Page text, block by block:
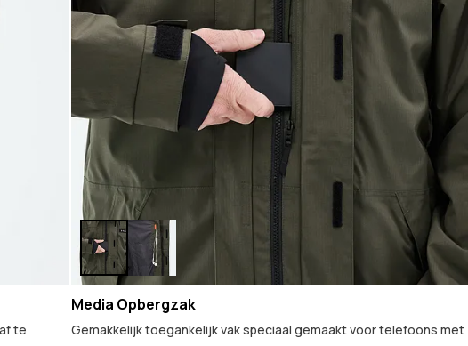
te
Media Opbergzak
Gemakkelijk toegankelijk vak speciaal gemaakt voor telefoons met